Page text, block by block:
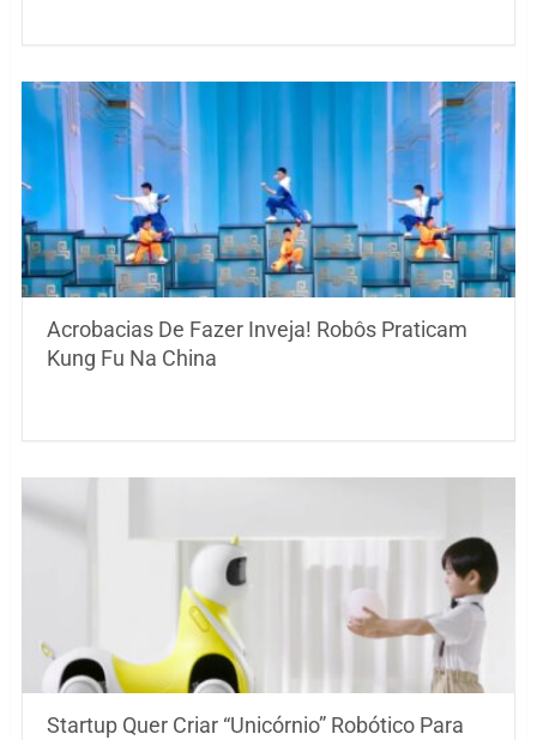
Acrobacias De Fazer Inveja! Robôs Praticam
Kung Fu Na China
Startup Quer Criar “Unicórnio” Robótico Para